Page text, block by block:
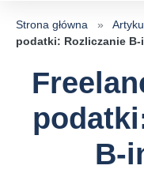
Strona główna »
podatki: Rozliczanie
B-